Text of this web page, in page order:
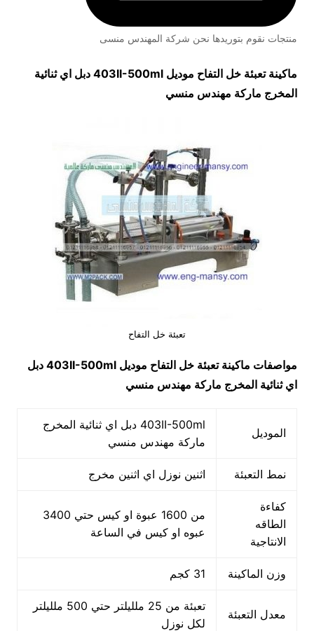
منتجات نقوم بتوريدها نحن شركة المهندس منسى
ماكينة تعبئة خل التفاح موديل 403II-500mlدبل اي ثنائية
المخرج ماركة مهندس منسي
تعبئة خل التفاح
مواصفات ماكينةتعبئة خل التفاح موديل 403II-500mlدبل
اي ثنائية المخرج ماركة مهندس منسي
الموديل
403II-500ml دبل اي ثنائية المخرج
ماركة مهندس منسي
نمط التعبئة اثنين نوزل اي اثنين مخرج
كفاءة
الطاقه
الانتاجية
من 1600 عبوة او كيس حتي 3400
عبوه او كيس في الساعة
وزن الماكينة 31 كجم
معدل التعبئة
تعبئة من 25 ملليلتر حتي 500 ملليلتر
لكل نوزل